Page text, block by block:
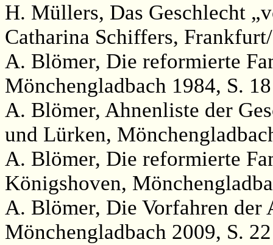
H. Müllers, Das Geschlecht
Catharina Schiffers,
A. Blömer, Die reformierte
Mönchengladbach 1984, S. 18
A. Blömer, Ahnenliste der
und Lürken,
A. Blömer, Die reformierte
Königshoven,
A. Blömer, Die Vorfahren der
Mönchengladbach 2009, S.